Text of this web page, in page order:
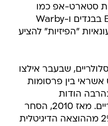
סטארט-אפ כמו
Casper במיטות, Bonobos בבגדים ו-Warby
"הפיזיות" להציע
שבעבר אילצו
בין פרסומות
הודות
לאפליקציות וארנקים סלולריים. מאז 2010, הסחר
במכשירים הניידים גדל מ-2% מההוצאה הדיגיטלית